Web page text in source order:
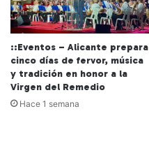
::Eventos – Alicante prepara
cinco días de fervor, música
y tradición en honor a la
Virgen del Remedio
Hace 1 semana